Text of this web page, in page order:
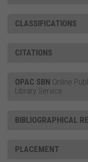
CLASSIFICATIONS
CITATIONS
OPAC SBN Online
Library Service
BIBLIOGRAPHICAL
PLACEMENT